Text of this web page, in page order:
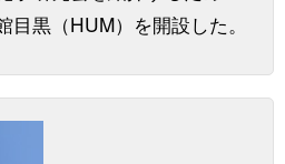
目黒（HUM）を開設した。